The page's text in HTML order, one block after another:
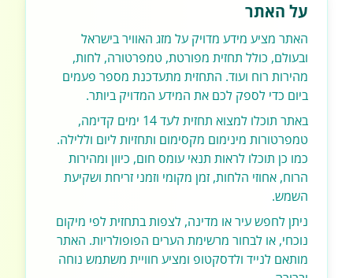
על האתר
האתר מציע מידע מדויק על מזג האוויר בישראל
ובעולם, כולל תחזית מפורטת, טמפרטורה, לחות,
מהירות רוח ועוד. התחזית מתעדכנת מספר פעמים
ביום כדי לספק לכם את המידע המדויק ביותר.
באתר תוכלו למצוא תחזית לעד 14 ימים קדימה,
טמפרטורות מינימום מקסימום ותחזיות ליום וללילה.
כמו כן תוכלו לראות תנאי עומס חום, כיוון ומהירות
הרוח, אחוזי הלחות, זמן מקומי וזמני זריחת ושקיעת
השמש.
ניתן לחפש עיר או מדינה, לצפות בתחזית לפי מיקום
נוכחי, או לבחור מרשימת הערים הפופולריות. האתר
מותאם לנייד ולדסקטופ ומציע חוויית משתמש נוחה